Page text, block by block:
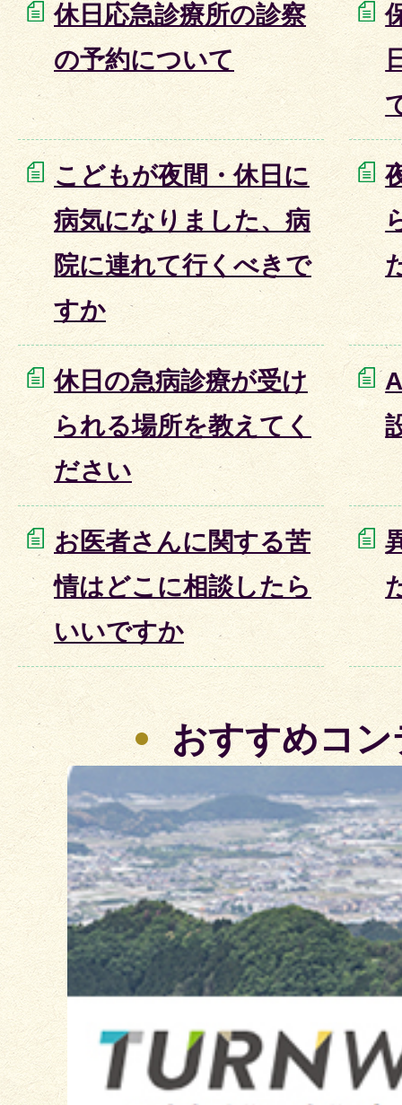
休日応急診療所の診察
の予約について
こどもが夜間・休日に
病気になりました、病
院に連れて行くべきで
すか
休日の急病診療が受け
られる場所を教えてく
ださい
お医者さんに関する苦
情はどこに相談したら
いいですか
おすすめコ
2
枚
目
の
ス